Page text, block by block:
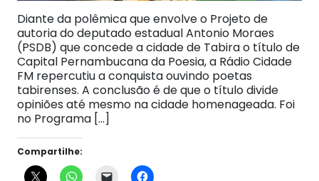
Diante da polêmica que envolve o Projeto de
autoria do deputado estadual Antonio Moraes
(PSDB) que concede a cidade de Tabira o título de
Capital Pernambucana da Poesia, a Rádio Cidade
FM repercutiu a conquista ouvindo poetas
tabirenses. A conclusão é de que o título divide
opiniões até mesmo na cidade homenageada. Foi
no Programa […]
Compartilhe: